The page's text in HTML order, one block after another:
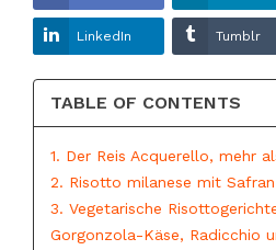
LinkedIn Tumblr
TABLE OF CONTENTS
1. Der Reis Acquerello, mehr
2. Risotto milanese mit Safran
3. Vegetarische
Gorgonzola-Käse, Radicchio